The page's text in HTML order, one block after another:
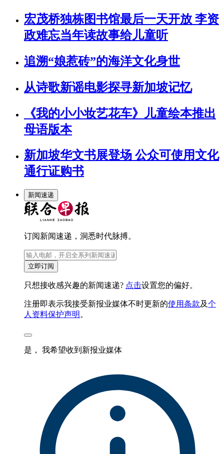
宏茂桥独栋图书馆最后一天开放 李资
政难忘当年读故事给儿童听
追溯“娘惹砖”的海洋文化身世
从诗歌新谣电影探寻新加坡记忆
《我的小小妆艺花车》儿童绘本推出
母语版本
新加坡华文书展登场 公众可使用文化
通行证购书
新闻速递
订阅新闻速递，洞悉时代脉搏。
立即订阅
只想接收感兴趣的新闻速递? 点击设置您的偏好。
注册即表示我接受新报业媒体不时更新的使用条款及个
人资料保护声明 。
是， 我希望收到新报业媒体